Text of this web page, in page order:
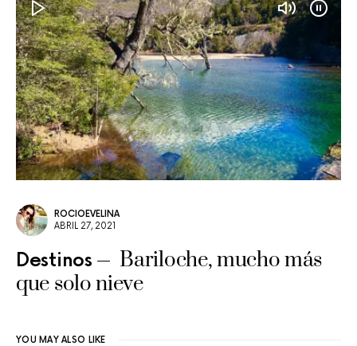
ROCIOEVELINA
ABRIL 27, 2021
Destinos
Bariloche, mucho más
que solo nieve
YOU MAY ALSO LIKE